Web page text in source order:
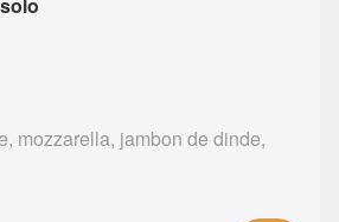
mozzarella, jambon de dinde,